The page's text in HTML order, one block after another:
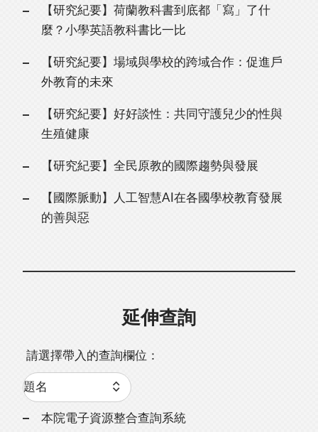
【研究紀要】荷蘭教科書到底都「寫」了什
麼？小學英語教科書比一比
【研究紀要】場域與學校的跨域合作：促進戶
外教育的未來
【研究紀要】好好談性：共同守護兒少的性與
生殖健康
【研究紀要】全民原教的國際趨勢與發展
【國際脈動】人工智慧AI在各國學校教育發展
的善與惡
延伸查詢
請選擇帶入的查詢欄位：
本院電子資源整合查詢系統